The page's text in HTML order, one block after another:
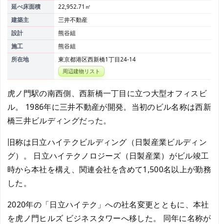
延べ床面積
22,952.71㎡
建築主
三井不動産
設計
熊谷組
施工
熊谷組
所在地
東京都港区西新橋1丁目24-14
周辺建物リスト
虎ノ門駅の南西側、西新橋一丁目に立つ大型オフィスビ
ル。 1986年に三井不動産が開発。当初のビル名称は西新
橋三井ビルディングだった。
旧称は日立ハイテクビルディング（日製産業ビルディン
グ）。 日立ハイテクノロジーズ（日製産業）がビル竣工
時から本社を構え、関連会社を含めて1,500名以上が勤務
した。
2020年の「日立ハイテク」への社名変更とともに、本社
を虎ノ門ヒルズ ビジネスタワーへ移した。 同年に名称が